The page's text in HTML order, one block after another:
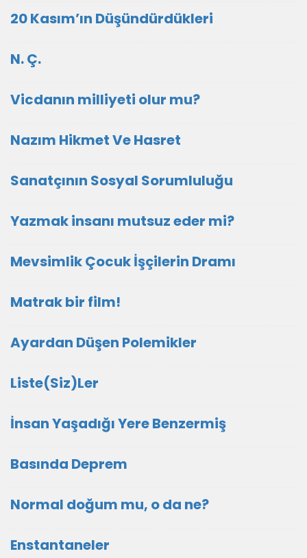
20 Kasım’ın Düşündürdükleri
N. Ç.
Vicdanın milliyeti olur mu?
Nazım Hikmet Ve Hasret
Sanatçının Sosyal Sorumluluğu
Yazmak insanı mutsuz eder mi?
Mevsimlik Çocuk İşçilerin Dramı
Matrak bir film!
Ayardan Düşen Polemikler
Liste(Siz)Ler
İnsan Yaşadığı Yere Benzermiş
Basında Deprem
Normal doğum mu, o da ne?
Enstantaneler